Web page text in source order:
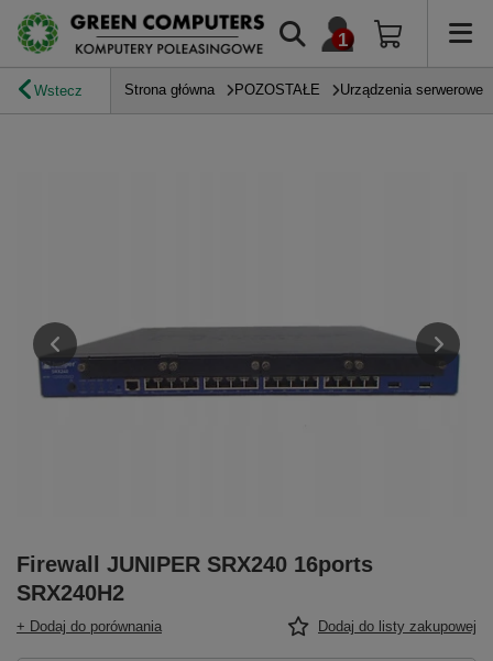
Wstecz Strona główna POZOSTAŁE Urządzenia serwerowe
Firewall JUNIPER SRX240 16ports
SRX240H2
+ Dodaj do porównania Dodaj do listy zakupowej